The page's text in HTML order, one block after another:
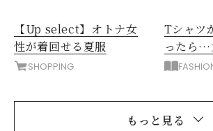
【Up select】オトナ女
性が着回せる夏服
SHOPPING
Tシャツ
ったら…
ャツ」を
もっと見る